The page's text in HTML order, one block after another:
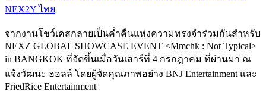
NEX2Y ไทย
จากงานโชว์เคสกลายเป็นค่ำคืนแห่งความทรงจำร่วมกันสำหรับ
NEXZ GLOBAL SHOWCASE EVENT <Mmchk : Not Typical>
in BANGKOK ที่จัดขึ้นเมื่อวันเสาร์ที่ 4 กรกฎาคม ที่ผ่านมา ณ
แจ้งวัฒนะ ฮอลล์ โดยผู้จัดคุณภาพอย่าง BNJ Entertainment และ
FriedRice Entertainment